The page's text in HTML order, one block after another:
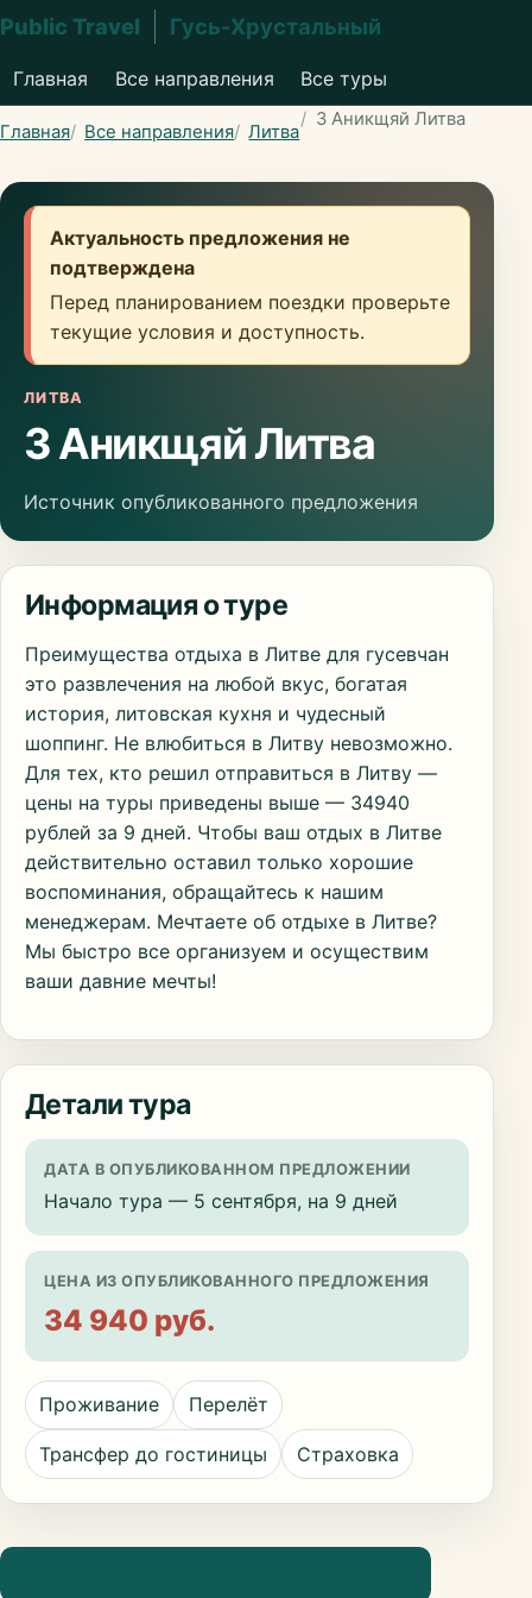
Public Travel Гусь-Хрустальный
Главная Все направления Все туры
Главная Все направления Литва
3 Аникщяй Литва
Актуальность предложения не
подтверждена
Перед планированием поездки проверьте
текущие условия и доступность.
ЛИТВА
3 Аникщяй Литва
Источник опубликованного предложения
Информация о туре
Преимущества отдыха в Литве для гусевчан
это развлечения на любой вкус, богатая
история, литовская кухня и чудесный
шоппинг. Не влюбиться в Литву невозможно.
Для тех, кто решил отправиться в Литву —
цены на туры приведены выше — 34940
рублей за 9 дней. Чтобы ваш отдых в Литве
действительно оставил только хорошие
воспоминания, обращайтесь к нашим
менеджерам. Мечтаете об отдыхе в Литве?
Мы быстро все организуем и осуществим
ваши давние мечты!
Детали тура
ДАТА В ОПУБЛИКОВАННОМ ПРЕДЛОЖЕНИИ
Начало тура — 5 сентября, на 9 дней
ЦЕНА ИЗ ОПУБЛИКОВАННОГО ПРЕДЛОЖЕНИЯ
34 940 руб.
Проживание Перелёт
Трансфер до гостиницы Страховка